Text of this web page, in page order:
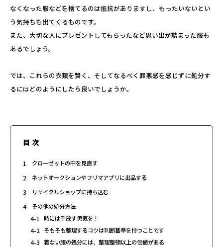
なくなった服などを捨てるのは抵抗がありますし、もったいないとい
う気持ちも出てくるものです。
また、大切な人にプレゼントしてもらったなど思い出が詰まった服も
あるでしょう。
では、これらの衣類を賢く、そしてなるべく罪悪感を感じずに処分す
るにはどのようにしたら良いでしょうか。
目次
1 クローゼットの中を見直す
2 ネットオークションやフリマアプリに出品する
3 リサイクルショップに持ち込む
4 その他の処分方法
4-1 時には手放す勇気を！
4-2 そもそも整理するコツは判断基準を持つことです
4-3 着ない服の処分には、整理整頓以上の価値がある